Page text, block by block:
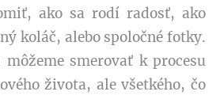
ako sa rodí radosť, ako
koláč, alebo spoločné fotky.
môžeme smerovať k procesu
života, ale všetkého, čo